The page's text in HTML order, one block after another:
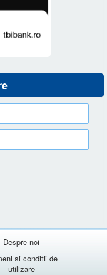
Despre noi
si conditii de
utilizare